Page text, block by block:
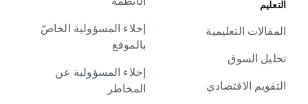
التعليم
المقالات التعليمية
تحليل السوق
التقويم الاقتصادي
إخلاء المسؤولية الخاصّ
بالموقع
إخلاء المسؤولية عن
المخاطر